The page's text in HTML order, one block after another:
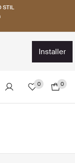
STIL
installer
0 0